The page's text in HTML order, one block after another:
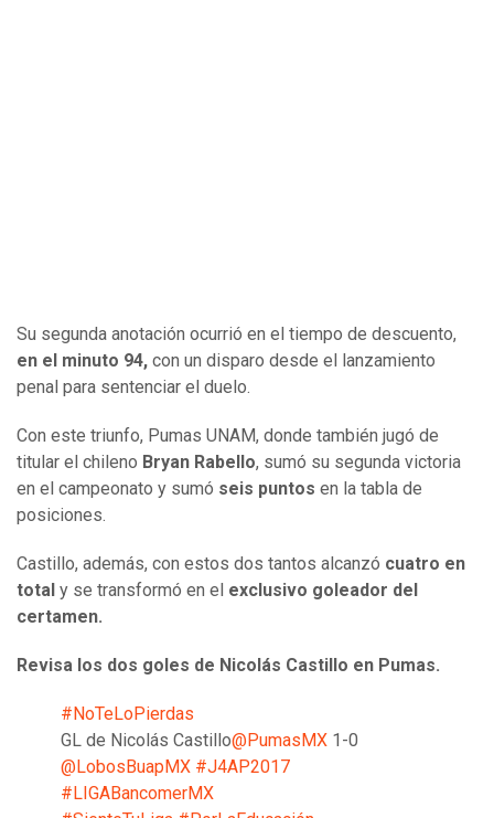
Su segunda anotación ocurrió en el tiempo de descuento,
en el minuto 94, con un disparo desde el lanzamiento
penal para sentenciar el duelo.
Con este triunfo, Pumas UNAM, donde también jugó de
titular el chileno Bryan Rabello, sumó su segunda victoria
en el campeonato y sumó seis puntos en la tabla de
posiciones.
Castillo, además, con estos dos tantos alcanzó cuatro en
total y se transformó en el exclusivo goleador del
certamen.
Revisa los dos goles de Nicolás Castillo en Pumas.
#NoTeLoPierdas
GL de Nicolás Castillo@PumasMX 1-0
@LobosBuapMX #J4AP2017
#LIGABancomerMX